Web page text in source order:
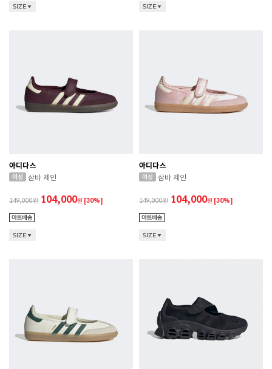
SIZE SIZE
아디다스
삼바 제인
149,000 104,000원 [30%]
SIZE
아디다스
삼바 제인
149,000 104,000원 [30%]
SIZE